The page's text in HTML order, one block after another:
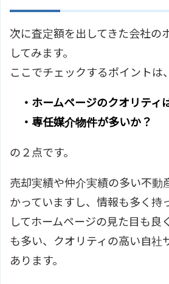
次に査定額を出してきた会社の
してみます。
ここでチェックするポイントは、
・ホームページのクオリティ
・専任媒介物件が多いか？
の２点です。
売却実績や仲介実績の多い不動
かっていますし、情報も多く持
してホームページの見た目も良
も多い、クオリティの高い自社
あります。